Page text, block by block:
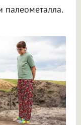
палеометалла.